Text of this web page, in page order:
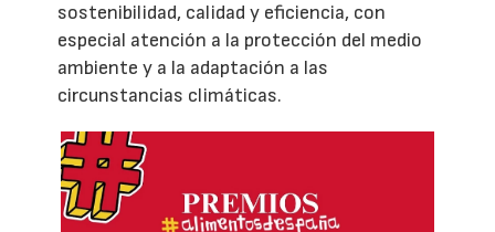
sostenibilidad, calidad y eficiencia, con
especial atención a la protección del medio
ambiente y a la adaptación a las
circunstancias climáticas.